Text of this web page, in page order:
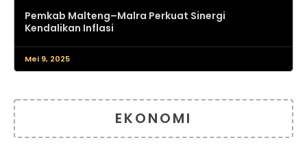
Pemkab Malteng–Malra Perkuat Sinergi
Kendalikan Inflasi
Mei 9, 2025
EKONOMI